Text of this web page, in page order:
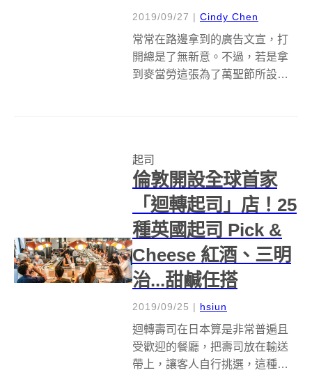
2019/09/27 | Cindy Chen
常常在路邊拿到的廣告文宣，打
開總是了無新意。不過，若是拿
到麥當勞這張為了萬聖節所設計
堡，不過一旦拉開後，漢堡露出
廬山真面目：牽...
起司
倫敦開設全球首家
「迴轉起司」店！25
種英國起司 Pick &
Cheese 紅酒、三明
治...甜鹹任搭
2019/09/25 | hsiun
迴轉壽司在日本算是非常普遍且
受歡迎的餐廳，把壽司放在輸送
帶上，讓客人自行挑選，這種特